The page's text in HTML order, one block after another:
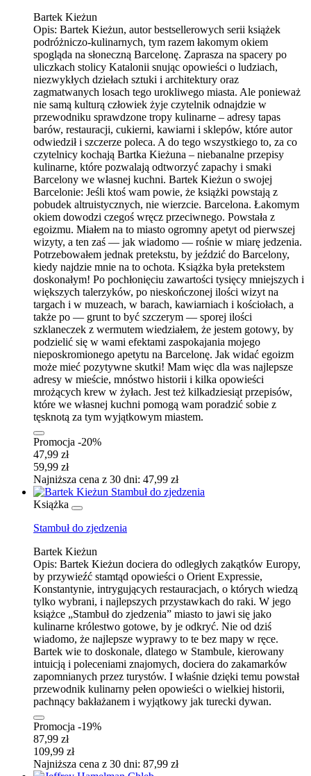
Bartek Kieżun
Opis: Bartek Kieżun, autor bestsellerowych serii książek
podróżniczo-kulinarnych, tym razem łakomym okiem
spogląda na słoneczną Barcelonę. Zaprasza na spacery po
uliczkach stolicy Katalonii snując opowieści o ludziach,
niezwykłych dziełach sztuki i architektury oraz
zagmatwanych losach tego urokliwego miasta. Ale ponieważ
nie samą kulturą człowiek żyje czytelnik odnajdzie w
przewodniku sprawdzone tropy kulinarne – adresy tapas
barów, restauracji, cukierni, kawiarni i sklepów, które autor
odwiedził i szczerze poleca. A do tego wszystkiego to, za co
czytelnicy kochają Bartka Kieżuna – niebanalne przepisy
kulinarne, które pozwalają odtworzyć zapachy i smaki
Barcelony we własnej kuchni. Bartek Kieżun o swojej
Barcelonie: Jeśli ktoś wam powie, że książki powstają z
pobudek altruistycznych, nie wierzcie. Barcelona. Łakomym
okiem dowodzi czegoś wręcz przeciwnego. Powstała z
egoizmu. Miałem na to miasto ogromny apetyt od pierwszej
wizyty, a ten zaś — jak wiadomo — rośnie w miarę jedzenia.
Potrzebowałem jednak pretekstu, by jeździć do Barcelony,
kiedy najdzie mnie na to ochota. Książka była pretekstem
doskonałym! Po pochłonięciu zawartości tysięcy mniejszych i
większych talerzyków, po nieskończonej ilości wizyt na
targach i w muzeach, w barach, kawiarniach i kościołach, a
także po — grunt to być szczerym — sporej ilości
szklaneczek z wermutem wiedziałem, że jestem gotowy, by
podzielić się w wami efektami zaspokajania mojego
nieposkromionego apetytu na Barcelonę. Jak widać egoizm
może mieć pozytywne skutki! Mam więc dla was najlepsze
adresy w mieście, mnóstwo historii i kilka opowieści
mrożących krew w żyłach. Jest też kilkadziesiąt przepisów,
które we własnej kuchni pomogą wam poradzić sobie z
tęsknotą za tym wyjątkowym miastem.
Promocja -20%
47,99 zł
59,99 zł
Najniższa cena z 30 dni: 47,99 zł
Książka
Stambuł do zjedzenia
Bartek Kieżun
Opis: Bartek Kieżun dociera do odległych zakątków Europy,
by przywieźć stamtąd opowieści o Orient Expressie,
Konstantynie, intrygujących restauracjach, o których wiedzą
tylko wybrani, i najlepszych przystawkach do raki. W jego
książce „Stambuł do zjedzenia” miasto to jawi się jako
kulinarne królestwo gotowe, by je odkryć. Nie od dziś
wiadomo, że najlepsze wyprawy to te bez mapy w ręce.
Bartek wie to doskonale, dlatego w Stambule, kierowany
intuicją i poleceniami znajomych, dociera do zakamarków
zapomnianych przez turystów. I właśnie dzięki temu powstał
przewodnik kulinarny pełen opowieści o wielkiej historii,
pachnący bakłażanem i wyjątkowy jak turecki dywan.
Promocja -19%
87,99 zł
109,99 zł
Najniższa cena z 30 dni: 87,99 zł